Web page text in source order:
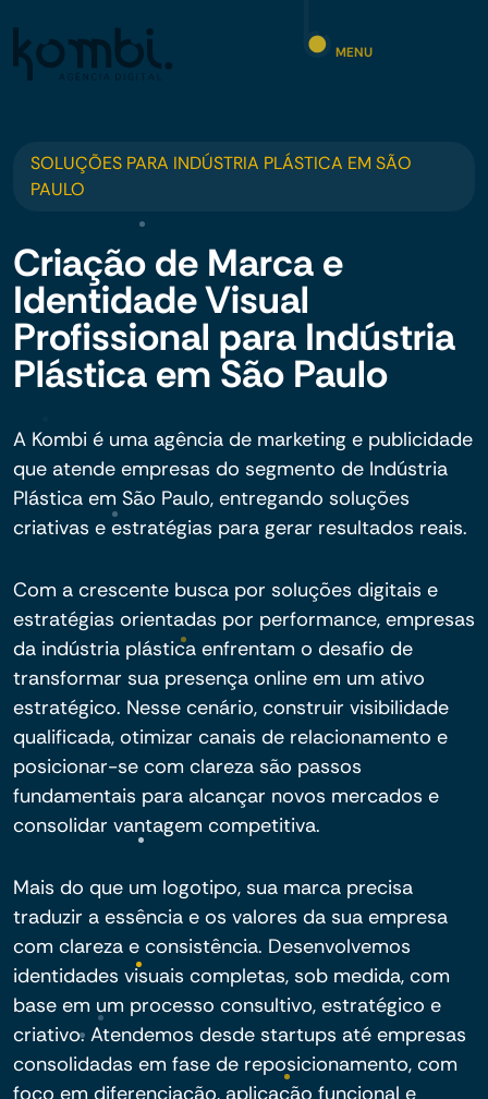
MENU
SOLUÇÕES PARA INDÚSTRIA PLÁSTICA EM SÃO
PAULO
Criação de Marca e
Identidade Visual
Profissional para Indústria
Plástica em São Paulo
A Kombi é uma agência de marketing e publicidade
que atende empresas do segmento de Indústria
Plástica em São Paulo, entregando soluções
criativas e estratégias para gerar resultados reais.
Com a crescente busca por soluções digitais e
estratégias orientadas por performance, empresas
da indústria plástica enfrentam o desafio de
transformar sua presença online em um ativo
estratégico. Nesse cenário, construir visibilidade
qualificada, otimizar canais de relacionamento e
posicionar-se com clareza são passos
fundamentais para alcançar novos mercados e
consolidar vantagem competitiva.
Mais do que um logotipo, sua marca precisa
traduzir a essência e os valores da sua empresa
com clareza e consistência. Desenvolvemos
identidades visuais completas, sob medida, com
base em um processo consultivo, estratégico e
criativo. Atendemos desde startups até empresas
consolidadas em fase de reposicionamento, com
foco em diferenciação, aplicação funcional e